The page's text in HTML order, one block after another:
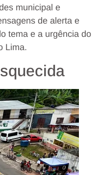
municipal e
de alerta e
tema e a urgência do
Lima.